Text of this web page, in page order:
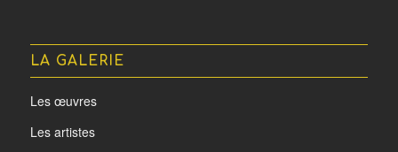
LA GALERIE
Les œuvres
Les artistes